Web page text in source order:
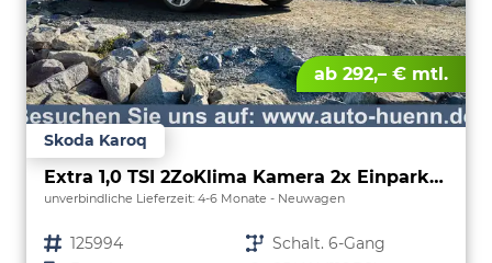
ab 292,– € mtl.
Skoda Karoq
Extra 1,0 TSI 2ZoKlima Kamera 2x Einparkhilfe Alu Felgen 5J Garantie Sitzheizung LED Scheinwerfer ACC
unverbindliche Lieferzeit: 4-6 Monate Neuwagen
Fahrzeugnr. 125994 Getriebe Schalt. 6-Gang